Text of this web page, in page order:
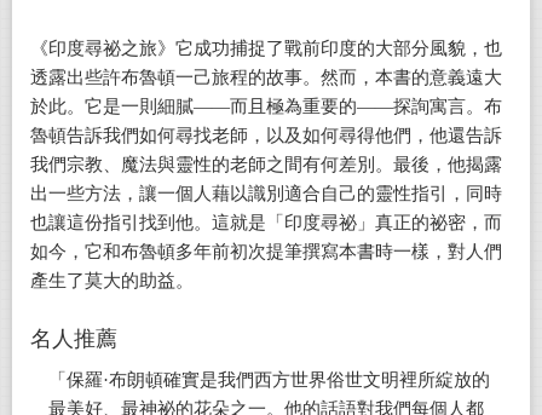
《印度尋祕之旅》它成功捕捉了戰前印度的大部分風貌，也
透露出些許布魯頓一己旅程的故事。然而，本書的意義遠大
於此。它是一則細膩——而且極為重要的——探詢寓言。布
魯頓告訴我們如何尋找老師，以及如何尋得他們，他還告訴
我們宗教、魔法與靈性的老師之間有何差別。最後，他揭露
出一些方法，讓一個人藉以識別適合自己的靈性指引，同時
也讓這份指引找到他。這就是「印度尋祕」真正的祕密，而
如今，它和布魯頓多年前初次提筆撰寫本書時一樣，對人們
產生了莫大的助益。
名人推薦
「保羅·布朗頓確實是我們西方世界俗世文明裡所綻放的
最美好、最神祕的花朵之一。他的話語對我們每個人都